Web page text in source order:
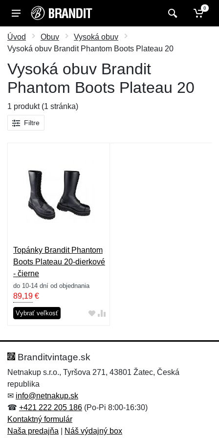
0
Úvod Obuv
Vysoká obuv
Vysoká obuv Brandit Phantom Boots Plateau 20
Vysoká obuv Brandit
Phantom Boots Plateau 20
1 produkt (1 stránka)
Filtre
Topánky Brandit Phantom
Boots Plateau 20-dierkové
- čierne
do 10-14 dní od objednania
89,19 €
Vybrať veľkosť
Branditvintage.sk
Netnakup s.r.o., Tyršova 271, 43801 Žatec, Česká
republika
✉ info@netnakup.sk
☎ +421 222 205 186 (Po-Pi 8:00-16:30)
Kontaktný formulár
Naša predajňa
Náš výdajný box